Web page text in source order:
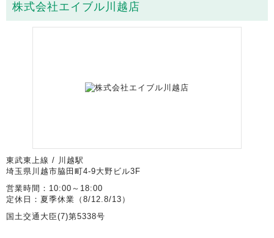
株式会社エイブル川越店
東武東上線 / 川越駅
埼玉県川越市脇田町4-9大野ビル3F
営業時間：10:00～18:00
定休日：夏季休業（8/12.8/13）
国土交通大臣(7)第5338号